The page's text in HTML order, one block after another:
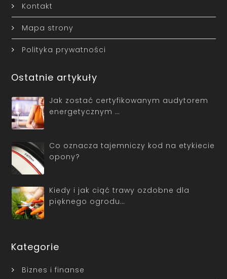
Kontakt
Mapa strony
Polityka prywatności
Ostatnie artykuły
Jak zostać certyfikowanym audytorem
energetycznym …
Co oznacza tajemniczy kod na etykiecie
opony?
Kiedy i jak ciąć trawy ozdobne dla
pięknego ogrodu…
Kategorie
Biznes i finanse